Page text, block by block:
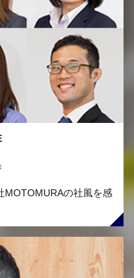
MOTOMURAの社風を感